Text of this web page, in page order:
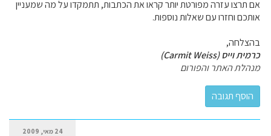
אם תרצו עזרה מפורטת יותר קראו את הכתבות, תתמקדו על מה שמעניין
אותכם וחזרו עם שאלות נוספות.
בהצלחה,
כרמית וייס (Carmit Weiss)
מנהלת האתר והפורום
24 מאי, 2009